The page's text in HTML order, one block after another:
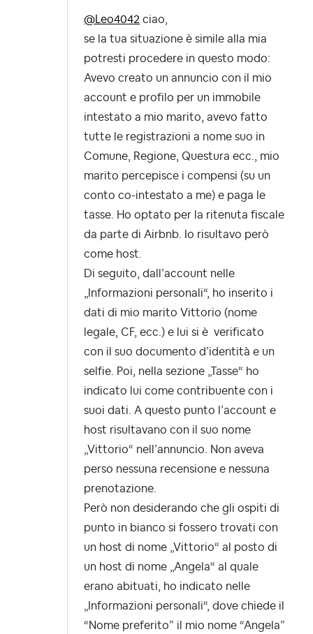
@Leo4042 ciao,
se la tua situazione è simile alla mia
potresti procedere in questo modo:
Avevo creato un annuncio con il mio
account e profilo per un immobile
intestato a mio marito, avevo fatto
tutte le registrazioni a nome suo in
Comune, Regione, Questura ecc., mio
marito percepisce i compensi (su un
conto co-intestato a me) e paga le
tasse. Ho optato per la ritenuta fiscale
da parte di Airbnb. Io risultavo però
come host.
Di seguito, dall’account nelle
„Informazioni personali“, ho inserito i
dati di mio marito Vittorio (nome
legale, CF, ecc.) e lui si è verificato
con il suo documento d’identità e un
selfie. Poi, nella sezione „Tasse“ ho
indicato lui come contribuente con i
suoi dati. A questo punto l’account e
host risultavano con il suo nome
„Vittorio“ nell’annuncio. Non aveva
perso nessuna recensione e nessuna
prenotazione.
Però non desiderando che gli ospiti di
punto in bianco si fossero trovati con
un host di nome „Vittorio“ al posto di
un host di nome „Angela“ al quale
erano abituati, ho indicato nelle
„Informazioni personali“, dove chiede il
“Nome preferito” il mio nome “Angela”